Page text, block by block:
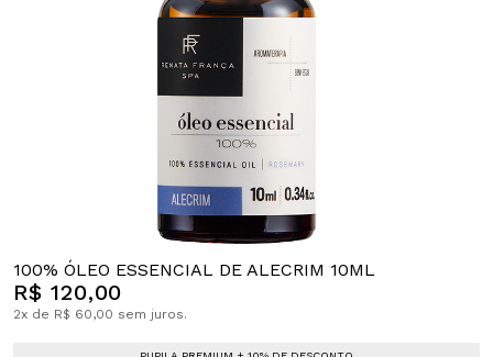
100% ÓLEO ESSENCIAL DE ALECRIM 10ML
R$ 120,00
2x de R$ 60,00 sem juros.